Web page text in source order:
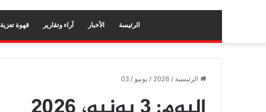
الرئيسة الأخبار آراء وتقارير قهوة تعزية
الرئيسية /
2026
/ يونيو /
03